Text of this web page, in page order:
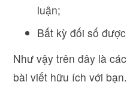
luận;
Bất kỳ đối số
Như vậy trên đây là
bài viết hữu ích với